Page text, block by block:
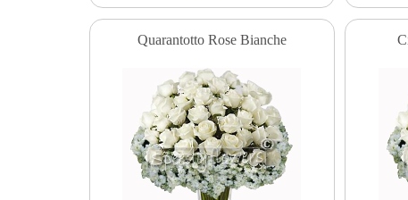
Quarantotto Rose Bianche